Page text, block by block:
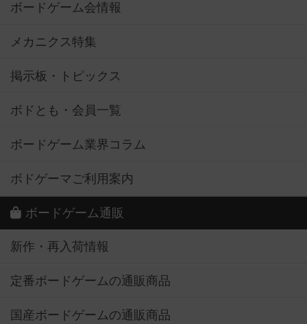
ボードゲーム会情報
メカニクス特集
掲示板・トピックス
ボドとも・会員一覧
ボードゲーム業界コラム
ボドゲーマご利用案内
ボードゲーム通販
新作・再入荷情報
定番ボードゲームの通販商品
国産ボードゲームの通販商品